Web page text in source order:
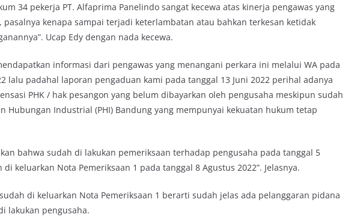
34 pekerja PT. Alfaprima Panelindo sangat kecewa atas kinerja pengawas yang
kenapa sampai terjadi keterlambatan atau bahkan terkesan ketidak
Ucap Edy dengan nada kecewa.
informasi dari pengawas yang menangani perkara ini melalui WA pada
lalu padahal laporan pengaduan kami pada tanggal 13 Juni 2022 perihal adanya
PHK / hak pesangon yang belum dibayarkan oleh pengusaha meskipun sudah
Hubungan Industrial (PHI) Bandung yang mempunyai kekuatan hukum tetap
bahwa sudah di lakukan pemeriksaan terhadap pengusaha pada tanggal 5
keluarkan Nota Pemeriksaan 1 pada tanggal 8 Agustus 2022”. Jelasnya.
di keluarkan Nota Pemeriksaan 1 berarti sudah jelas ada pelanggaran pidana
lakukan pengusaha.